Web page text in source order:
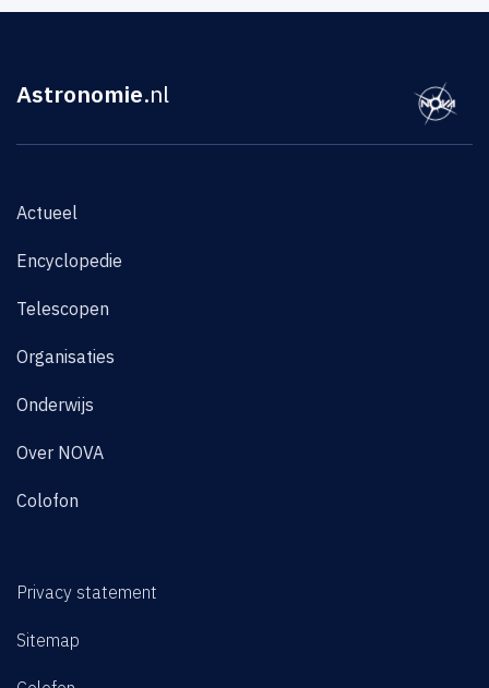
Astronomie.nl
Actueel
Encyclopedie
Telescopen
Organisaties
Onderwijs
Over NOVA
Colofon
Privacy statement
Sitemap